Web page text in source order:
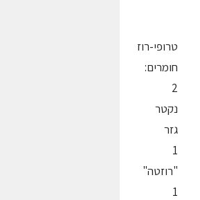
טרופי-רוז
חומרים:
2
נקטר
גזר
1
"רוזטה"
1